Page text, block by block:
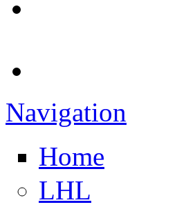
Navigation
Home
LHL